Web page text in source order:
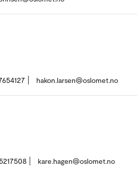
hakon.larsen@oslomet.no
kare.hagen@oslomet.no